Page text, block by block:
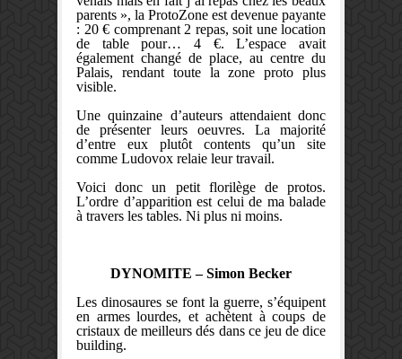
parents », la ProtoZone est devenue payante
: 20 € comprenant 2 repas, soit une location
de table pour… 4 €. L’espace avait
également changé de place, au centre du
Palais, rendant toute la zone proto plus
visible.
Une quinzaine d’auteurs attendaient donc
de présenter leurs oeuvres. La majorité
d’entre eux plutôt contents qu’un site
comme Ludovox relaie leur travail.
Voici donc un petit florilège de protos.
L’ordre d’apparition est celui de ma balade
à travers les tables. Ni plus ni moins.
DYNOMITE – Simon Becker
Les dinosaures se font la guerre, s’équipent
en armes lourdes, et achètent à coups de
cristaux de meilleurs dés dans ce jeu de dice
building.